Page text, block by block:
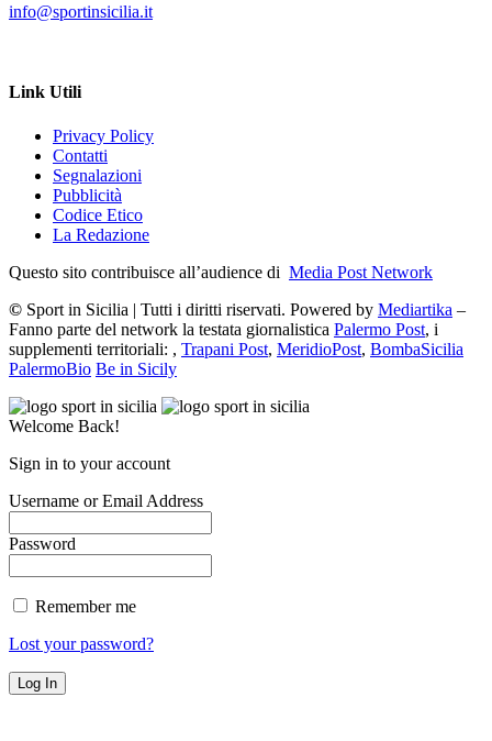
info@sportinsicilia.it
Link Utili
Privacy Policy
Contatti
Segnalazioni
Pubblicità
Codice Etico
La Redazione
Questo sito contribuisce all’audience di Media Post Network
© Sport in Sicilia | Tutti i diritti riservati. Powered by Mediartika –
Fanno parte del network la testata giornalistica Palermo Post, i
supplementi territoriali: , Trapani Post, MeridioPost, BombaSicilia
PalermoBio Be in Sicily
Welcome Back!
Sign in to your account
Username or Email Address
Password
Remember me
Lost your password?